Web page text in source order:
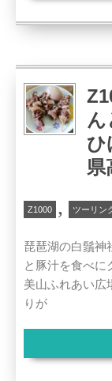
ん
ひ
県
Z1000 , ツーリン
琵琶湖の白鬚神
と豚汁を食べに
美山ふれあい広
りが